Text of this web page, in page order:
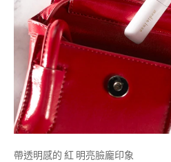
帶透明感的 紅 明亮臉龐印象